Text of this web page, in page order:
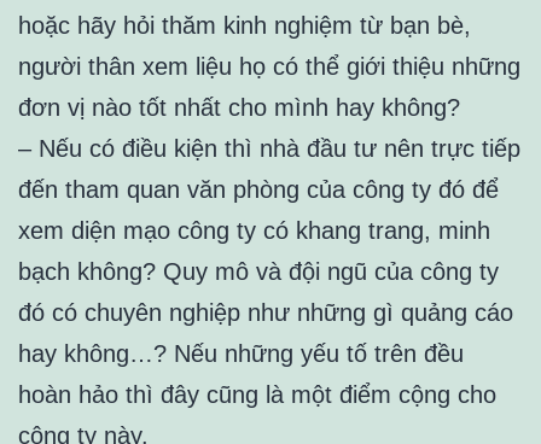
hoặc hãy hỏi thăm kinh nghiệm từ bạn bè,
người thân xem liệu họ có thể giới thiệu những
đơn vị nào tốt nhất cho mình hay không?
– Nếu có điều kiện thì nhà đầu tư nên trực tiếp
đến tham quan văn phòng của công ty đó để
xem diện mạo công ty có khang trang, minh
bạch không? Quy mô và đội ngũ của công ty
đó có chuyên nghiệp như những gì quảng cáo
hay không…? Nếu những yếu tố trên đều
hoàn hảo thì đây cũng là một điểm cộng cho
công ty này.